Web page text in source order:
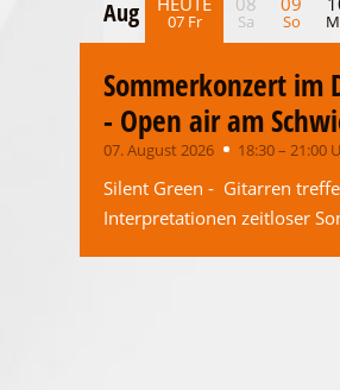
Aug 07 Fr Sa So
Aug
Sommerkonzert im
- Open air am
07. August 2026 18:30 – 21:00
Silent Green - Gitarren
Interpretationen zeitloser